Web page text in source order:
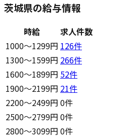
茨城県の給与情報
時給
求人件数
1000〜1299円 126件
1300〜1599円 266件
1600〜1899円 52件
1900〜2199円 21件
2200〜2499円 0件
2500〜2799円 0件
2800〜3099円 0件